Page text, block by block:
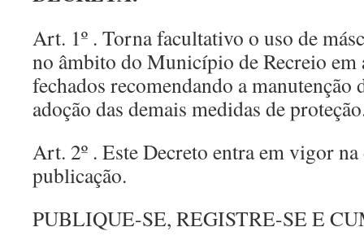
Art. 1º . Torna facultativo o uso de
no âmbito do Município de Recreio em
fechados recomendando a manutenção
adoção das demais medidas de
Art. 2º . Este Decreto entra em vigor na
publicação.
PUBLIQUE-SE, REGISTRE-SE E